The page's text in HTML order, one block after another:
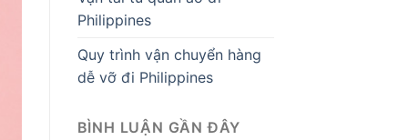
Philippines
Quy trình vận chuyển hàng
dễ vỡ đi Philippines
BÌNH LUẬN GẦN ĐÂY